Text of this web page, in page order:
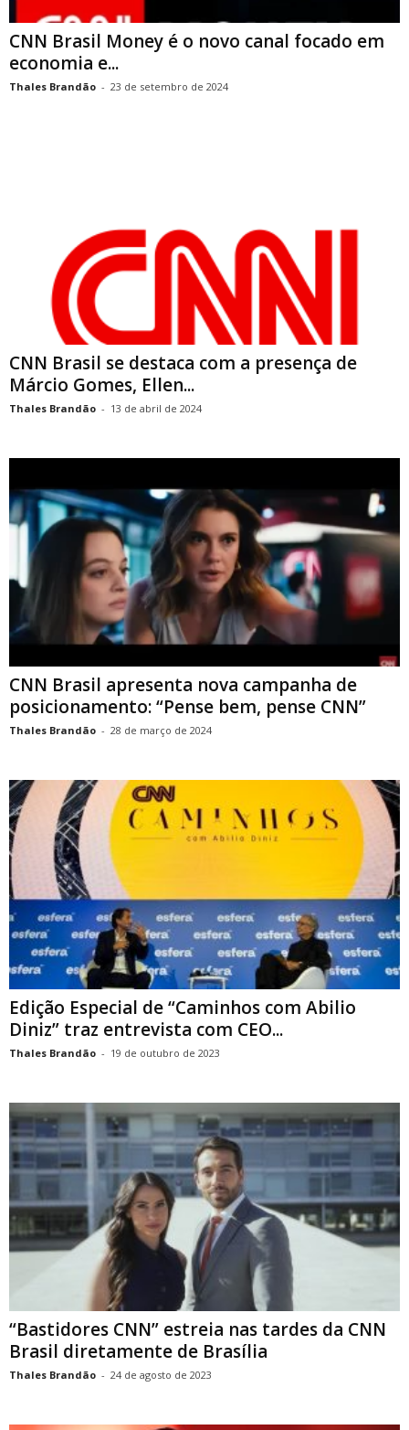
CNN Brasil Money é o novo canal focado em
economia e...
Thales Brandão - 23 de setembro de 2024
CNN Brasil se destaca com a presença de
Márcio Gomes, Ellen...
Thales Brandão - 13 de abril de 2024
CNN Brasil apresenta nova campanha de
posicionamento: “Pense bem, pense CNN”
Thales Brandão - 28 de março de 2024
Edição Especial de “Caminhos com Abilio
Diniz” traz entrevista com CEO...
Thales Brandão - 19 de outubro de 2023
“Bastidores CNN” estreia nas tardes da CNN
Brasil diretamente de Brasília
Thales Brandão - 24 de agosto de 2023